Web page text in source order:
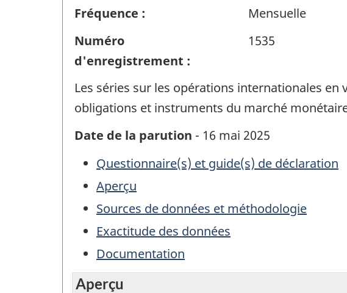
Fréquence :
Mensuelle
Numéro
d'enregistrement :
1535
Les séries sur les opérations internationales
obligations et instruments du marché
Date de la parution - 16 mai 2025
Questionnaire(s) et guide(s) de déclaration
Aperçu
Sources de données et méthodologie
Exactitude des données
Documentation
Aperçu